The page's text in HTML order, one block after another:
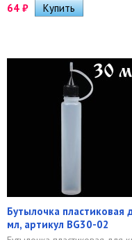
64 ₽
Бутылочка пластиковая
мл, артикул BG30-02